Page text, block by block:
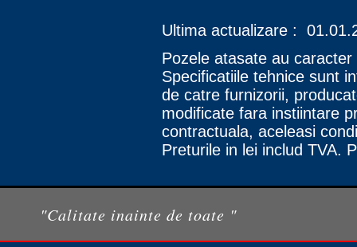
Ultima actualizare :
Pozele atasate au caracter
Specificatiile tehnice sunt
de catre furnizorii,
modificate fara instiintare
contractuala, aceleasi
Preturile in lei includ TVA.
"Calitate inainte de toate "